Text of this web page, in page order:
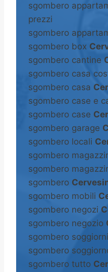
sgombero
prezzi
sgombero
sgombero box
sgombero cantine
sgombero casa
sgombero casa
sgombero case e
sgombero case
sgombero garage
sgombero locali
sgombero
sgombero
sgombero
sgombero mobili
sgombero negozi
sgombero negozio
sgombero soggiorni
sgombero
sgombero tutto